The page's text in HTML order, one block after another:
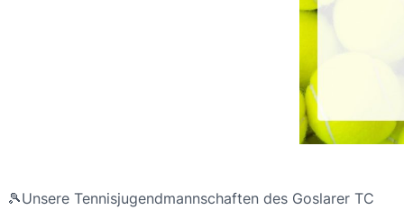
🎾Unsere Tennisjugendmannschaften des Goslarer TC